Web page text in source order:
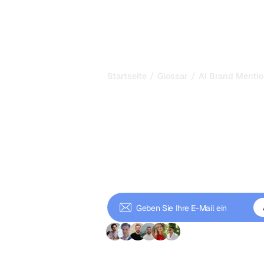
Startseite / Glossar / AI Brand